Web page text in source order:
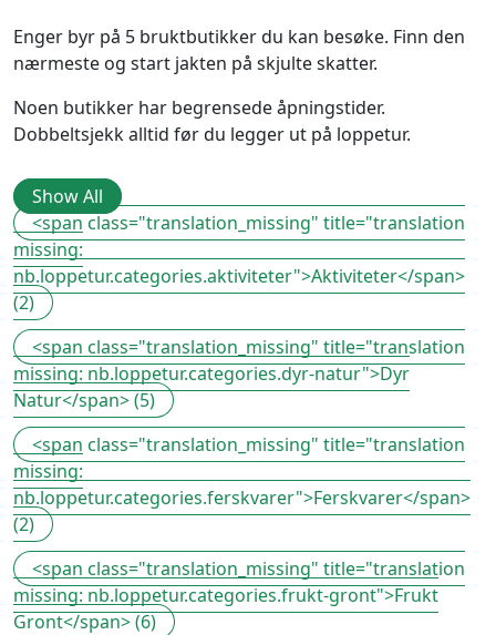
Enger byr på 5 bruktbutikker du kan besøke. Finn den
nærmeste og start jakten på skjulte skatter.
Noen butikker har begrensede åpningstider.
Dobbeltsjekk alltid før du legger ut på loppetur.
Show All
<span class="translation_missing" title="translation
missing:
nb.loppetur.categories.aktiviteter">Aktiviteter</span>
(2)
<span class="translation_missing" title="translation
missing: nb.loppetur.categories.dyr-natur">Dyr
Natur</span> (5)
<span class="translation_missing" title="translation
missing:
nb.loppetur.categories.ferskvarer">Ferskvarer</span>
(2)
<span class="translation_missing" title="translation
missing: nb.loppetur.categories.frukt-gront">Frukt
Gront</span> (6)